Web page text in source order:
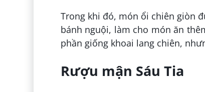
Trong khi đó, món ổi chiên giòn
bánh nguội, làm cho món ăn
phần giống khoai lang chiên,
Rượu mận Sáu Tia